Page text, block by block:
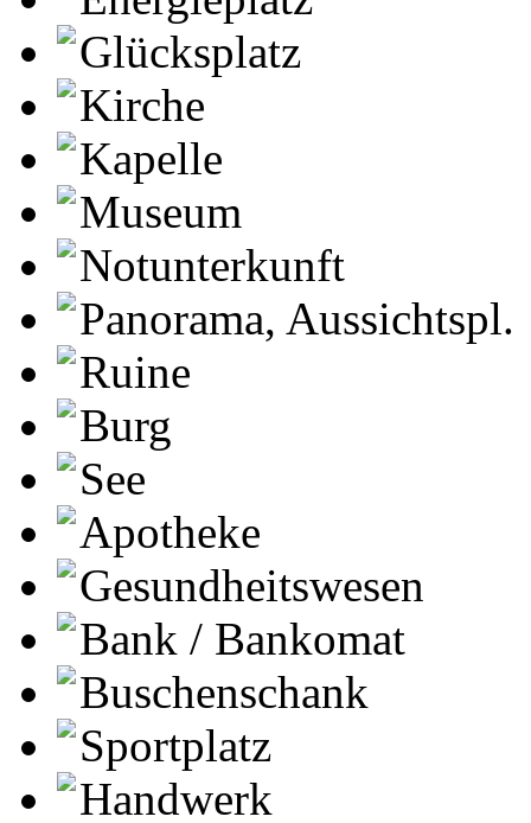
Glücksplatz
Kirche
Kapelle
Museum
Notunterkunft
Panorama, Aussichtspl.
Ruine
Burg
See
Apotheke
Gesundheitswesen
Bank / Bankomat
Buschenschank
Sportplatz
Handwerk